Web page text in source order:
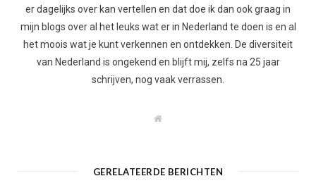
er dagelijks over kan vertellen en dat doe ik dan ook graag in
mijn blogs over al het leuks wat er in Nederland te doen is en al
het moois wat je kunt verkennen en ontdekken. De diversiteit
van Nederland is ongekend en blijft mij, zelfs na 25 jaar
schrijven, nog vaak verrassen.
W
e
GERELATEERDE BERICHTEN